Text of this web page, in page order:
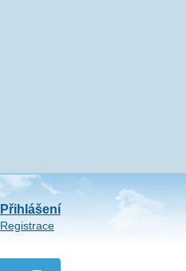
Přihlášení
Registrace